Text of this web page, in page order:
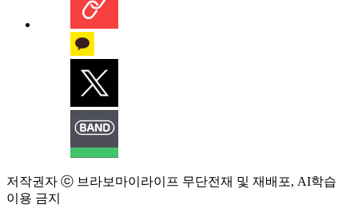
저작권자 ⓒ 브라보마이라이프 무단전재 및 재배포, AI학습
이용 금지